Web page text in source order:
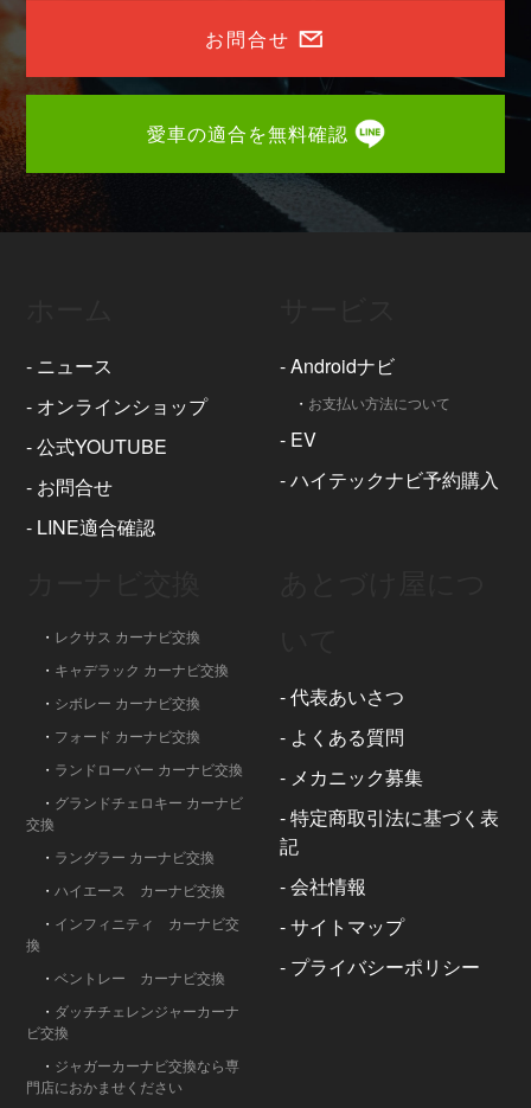
お問合せ
愛車の適合を無料確認
- ニュース
- オンラインショップ
-公式YOUTUBE
- お問合せ
- LINE適合確認
-Androidナビ
・ お支払い方法について
- EV
-ハイテックナビ予約購入
・ レクサス カーナビ交換
・ キャデラック カーナビ交換
・ シボレー カーナビ交換
・ フォード カーナビ交換
・ ランドローバー カーナビ交換
・ グランドチェロキー カーナビ
交換
・ ラングラー カーナビ交換
・ ハイエース カーナビ交換
・ インフィニティ カーナビ交
換
・ベントレー カーナビ交換
・ ダッチチェレンジャーカーナ
ビ交換
・ ジャガーカーナビ交換なら専
門店におかませください
-代表あいさつ
- よくある質問
- メカニック募集
-特定商取引法に基づく表
記
-会社情報
-サイトマップ
- プライバシーポリシー